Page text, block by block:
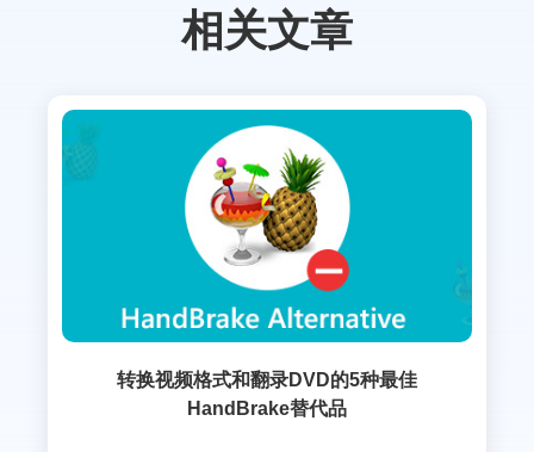
相关文章
转换视频格式和翻录DVD的5种最佳
HandBrake替代品